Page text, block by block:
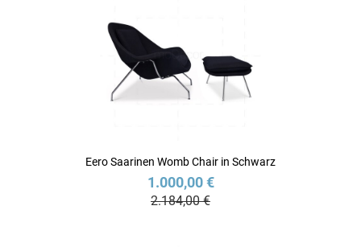
Eero Saarinen Womb Chair in Schwarz
1.000,00 €
2.184,00 €